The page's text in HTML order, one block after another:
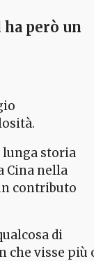
ha però un
lunga storia
Cina nella
contributo
di
che visse più